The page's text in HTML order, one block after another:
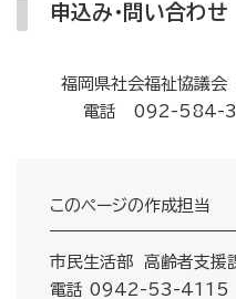
申込み・問い合わせ
福岡県社会福祉協議会
電話 092-584-
このページの作成担当
市民生活部 高齢者支援
電話 0942-53-4115